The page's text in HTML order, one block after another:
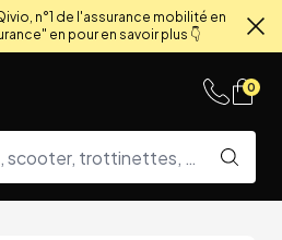
n°1 de l'assurance mobilité en
en pour en savoir plus 👇
0